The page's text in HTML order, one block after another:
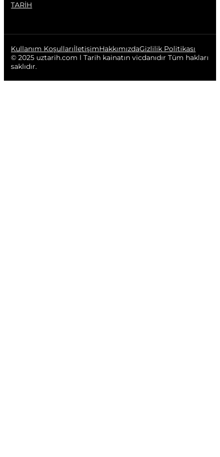
TARİH
Kullanım KoşullarıİletişimHakkımızdaGizlilik Politikası
© 2025 uztarih.com l Tarih kainatın vicdanıdır Tüm hakları
saklıdır.